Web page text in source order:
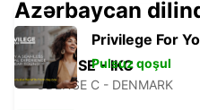
ODENSE - IKC
ODENSE C - DENMARK
Azərbaycan
Privilege For
Pulsuz qoşul